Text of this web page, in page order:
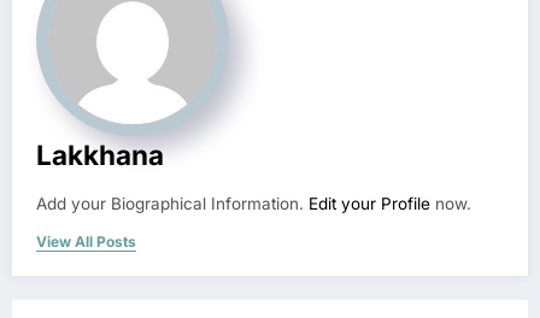
Lakkhana
Add your Biographical Information. Edit your Profile now.
View All Posts